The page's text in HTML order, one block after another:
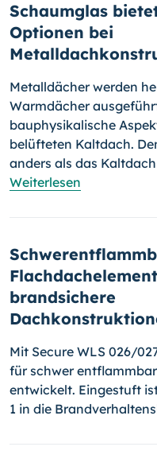
Schaumglas
Optionen bei
Metalldächer werden
Warmdächer
bauphysikalische
belüfteten Kaltdach.
anders als das
Weiterlesen
brandsichere
Mit Secure WLS 026/
für schwer
entwickelt. Eingestuft
1 in die